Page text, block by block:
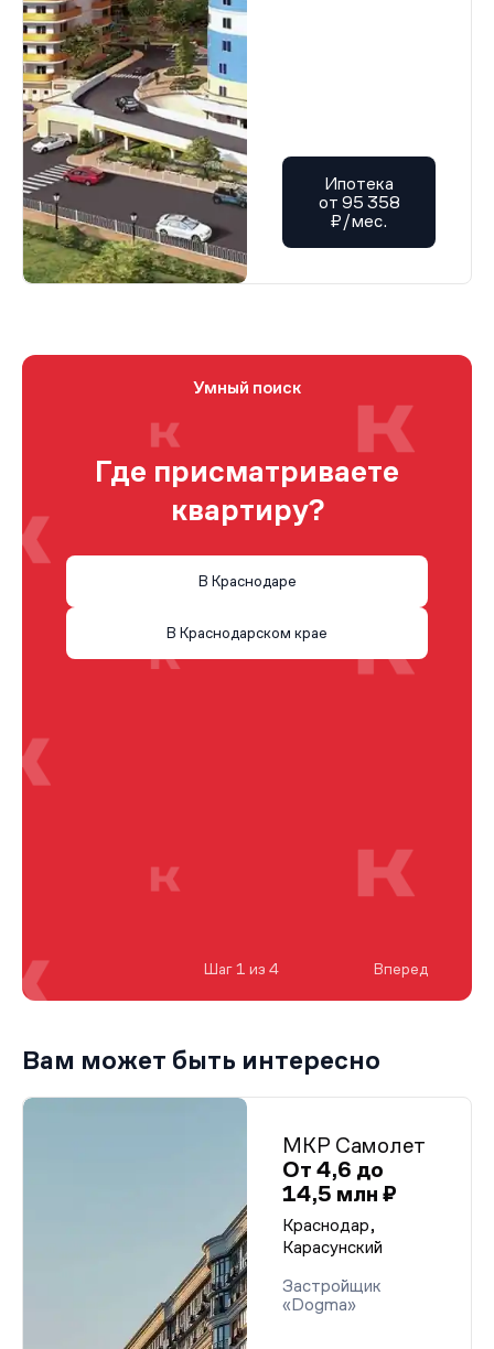
Ипотека
от 95 358
₽/мес.
Умный поиск
Где присматриваете
квартиру?
В Краснодаре
В Краснодарском крае
Шаг 1 из 4 Вперед
Вам может быть интересно
МКР Самолет
От 4,6 до
14,5 млн ₽
Краснодар,
Карасунский
Застройщик
«Dogma»